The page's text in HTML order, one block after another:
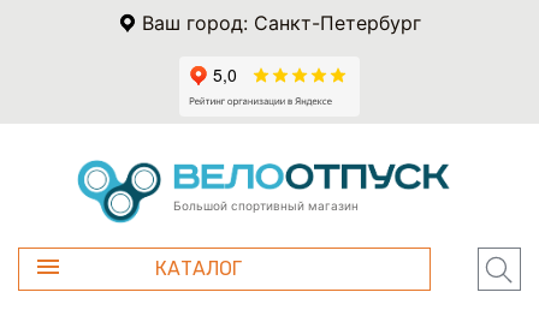
Ваш город: Санкт-Петербург
Большой спортивный магазин
КАТАЛОГ